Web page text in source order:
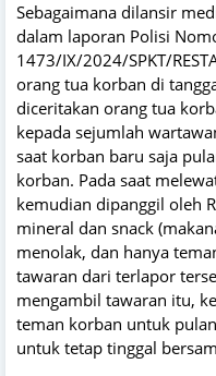
Sebagaimana dilansir
dalam laporan Polisi
1473/IX/2024/SPKT/
orang tua korban di
diceritakan orang tua
kepada sejumlah
saat korban baru saja
korban. Pada saat
kemudian dipanggil oleh
mineral dan snack
menolak, dan hanya
tawaran dari terlapor
mengambil tawaran itu,
teman korban untuk
untuk tetap tinggal